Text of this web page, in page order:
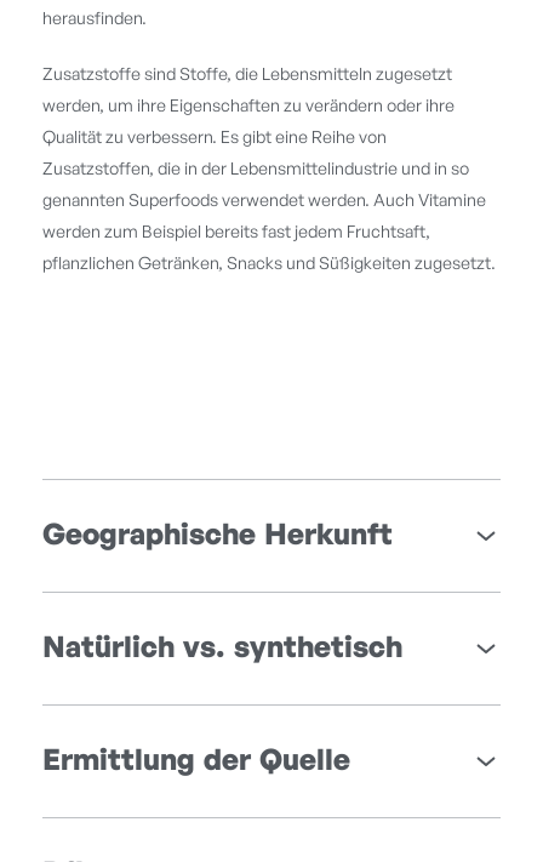
herausfinden.
Zusatzstoffe sind Stoffe, die Lebensmitteln zugesetzt
werden, um ihre Eigenschaften zu verändern oder ihre
Qualität zu verbessern. Es gibt eine Reihe von
Zusatzstoffen, die in der Lebensmittelindustrie und in so
genannten Superfoods verwendet werden. Auch Vitamine
werden zum Beispiel bereits fast jedem Fruchtsaft,
pflanzlichen Getränken, Snacks und Süßigkeiten zugesetzt.
Geographische Herkunft
Natürlich vs. synthetisch
Ermittlung der Quelle